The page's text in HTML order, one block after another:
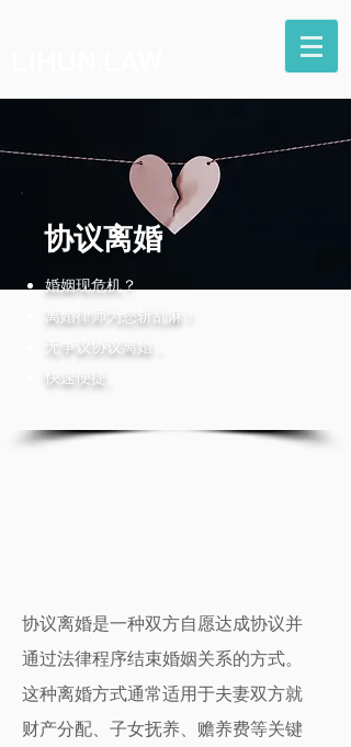
协议离婚
婚姻现危机？
离婚律师为您斩乱麻！
无争议协议离婚，
快速便捷。
协议离婚是一种双方自愿达成协议并
通过法律程序结束婚姻关系的方式。
这种离婚方式通常适用于夫妻双方就
财产分配、子女抚养、赡养费等关键